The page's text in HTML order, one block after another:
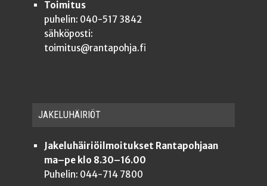
Toimitus
puhelin: 040-517 3842
sähköposti:
toimitus@rantapohja.fi
JAKE­LU­HÄI­RIÖT
Jakeluhäiriöilmoitukset Rantapohjaan
ma–pe klo 8.30–16.00
Puhelin: 044-714 7800